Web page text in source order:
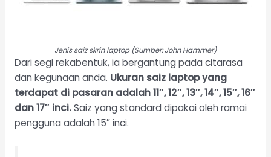
Jenis saiz skrin laptop (Sumber: John Hammer)
Dari segi rekabentuk, ia bergantung pada citarasa
dan kegunaan anda. Ukuran saiz laptop yang
terdapat di pasaran adalah 11″, 12″, 13″, 14″, 15″, 16″
dan 17″ inci.Saiz yang standard dipakai oleh ramai
pengguna adalah 15″ inci.